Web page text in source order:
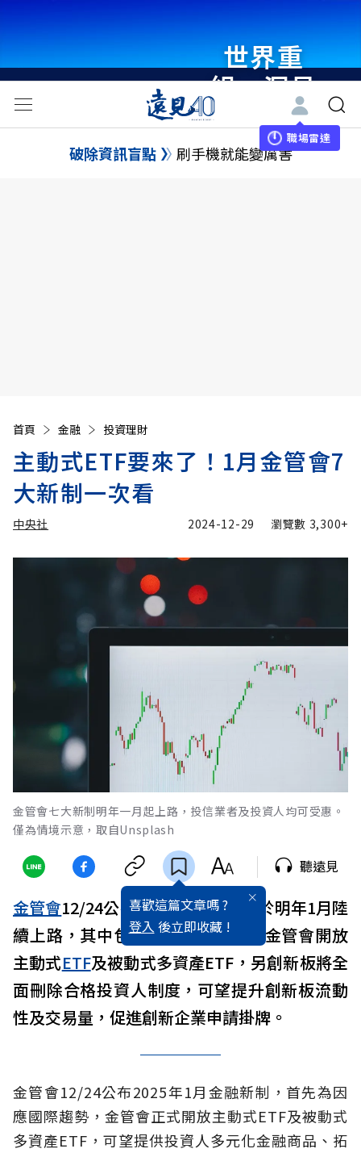
世界重
組・洞見
未來 與
世界領袖
職場雷達
破除資訊盲點 刷手機就能變厲害
首頁 金融 投資理財
主動式ETF要來了！1月金管會7
大新制一次看
中央社 2024-12-29 瀏覽數 3,300+
金管會七大新制明年一月起上路，投信業者及投資人均可受惠。
僅為情境示意，取自Unsplash
喜歡這篇文章嗎 ?
登入 後立即收藏 !
聽遠見
金管會12/24公布7大金融新制，將於明年1月陸
續上路，其中包括跟上國際趨勢，金管會開放
主動式ETF及被動式多資產ETF，另創新板將全
面刪除合格投資人制度，可望提升創新板流動
性及交易量，促進創新企業申請掛牌。
金管會12/24公布2025年1月金融新制，首先為因
應國際趨勢，金管會正式開放主動式ETF及被動式
多資產ETF，可望提供投資人多元化金融商品、拓